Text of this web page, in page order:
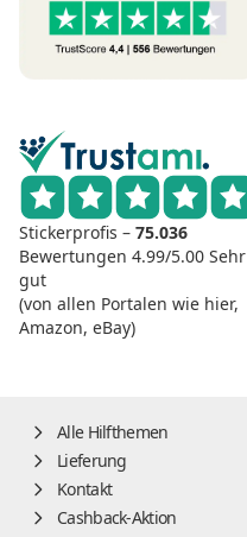
Stickerprofis – 75.036
Bewertungen 4.99/5.00 Sehr
gut
(von allen Portalen wie hier,
Amazon, eBay)
Alle Hilfthemen
Lieferung
Kontakt
Cashback-Aktion